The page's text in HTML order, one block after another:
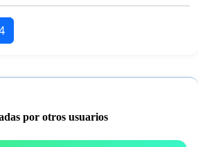
por otros usuarios